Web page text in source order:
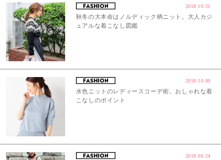
2018.10.31
秋冬の大本命はノルディック柄ニット。大人カジ
ュアルな着こなし図鑑
2018.10.09
水色ニットのレディースコーデ術。おしゃれな着
こなしのポイント
2019.06.24